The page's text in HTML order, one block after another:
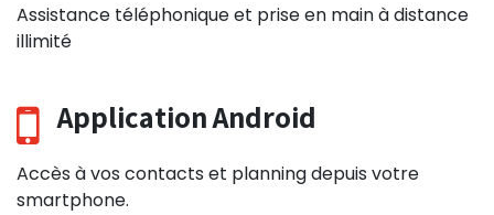
Assistance téléphonique et prise en main à distance
illimité
Application Android
Accès à vos contacts et planning depuis votre
smartphone.